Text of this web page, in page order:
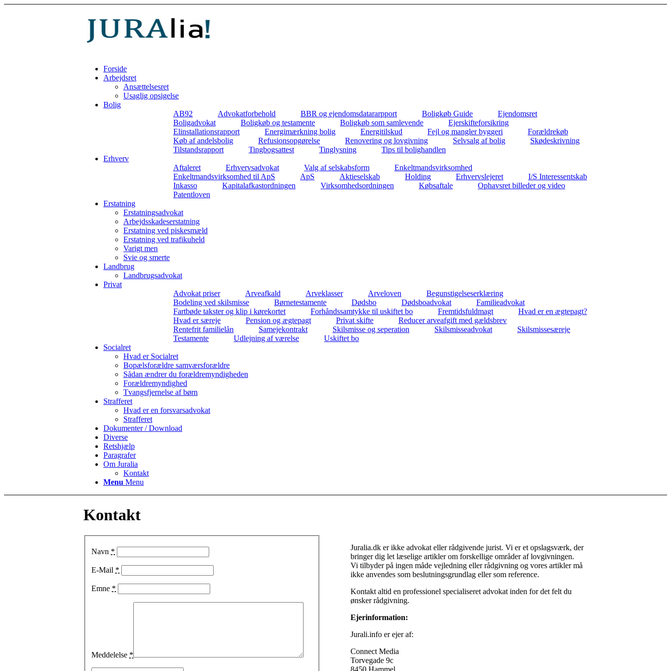
Forside
Arbejdsret
Ansættelsesret
Usaglig opsigelse
Bolig
AB92
Advokatforbehold BBR og ejendomsdatararpport Boligkøb Guide
Ejendomsret
Boligadvokat
Boligkøb og testamente Boligkøb som samlevende
Ejerskifteforsikring
Elinstallationsrapport
Energimærkning bolig Energitilskud Fejl og mangler byggeri
Forældrekøb
Køb af andelsbolig
Refusionsopgørelse Renovering og lovgivning Selvsalg af bolig
Skødeskrivning
Tilstandsrapport
Tingbogsattest Tinglysning
Tips til bolighandlen
Erhverv
Aftaleret
Erhvervsadvokat Valg af selskabsform
Enkeltmandsvirksomhed
Enkeltmandsvirksomhed til ApS
ApS Aktieselskab Holding Erhvervslejeret
I/S Interessentskab
Inkasso
Kapitalafkastordningen Virksomhedsordningen Købsaftale
Ophavsret billeder og video
Patentloven
Erstatning
Erstatningsadvokat
Arbejdsskadeserstatning
Erstatning ved piskesmæld
Erstatning ved trafikuheld
Varigt men
Svie og smerte
Landbrug
Landbrugsadvokat
Privat
Advokat priser
Arveafkald Arveklasser Arveloven
Begunstigelseserklæring
Bodeling ved skilsmisse
Børnetestamente Dødsbo Dødsboadvokat
Familieadvokat
Fartbøde takster og klip i kørekortet
Forhåndssamtykke til uskiftet bo Fremtidsfuldmagt
Hvad er en ægtepagt?
Hvad er særeje
Pension og ægtepagt Privat skifte
Reducer arveafgift med gældsbrev
Rentefrit familielån
Samejekontrakt Skilsmisse og seperation Skilsmisseadvokat
Skilsmissesæreje
Testamente
Udlejning af værelse
Uskiftet bo
Socialret
Hvad er Socialret
Bopælsforældre samværsforældre
Sådan ændrer du forældremyndigheden
Forældremyndighed
Tvangsfjernelse af børn
Strafferet
Hvad er en forsvarsadvokat
Strafferet
Dokumenter / Download
Diverse
Retshjælp
Paragrafer
Om Juralia
Kontakt
Menu Menu
Kontakt
Navn *
E-Mail *
Emne *
Meddelelse *
Juralia.dk er ikke advokat eller rådgivende jurist. Vi er et opslagsværk, der
bringer dig let læselige artikler om forskellige områder af lovgivningen.
Vi tilbyder på ingen måde vejledning eller rådgivning og vores artikler må
ikke anvendes som beslutningsgrundlag eller som reference.
Kontakt altid en professionel specialiseret advokat inden for det felt du
ønsker rådgivning.
Ejerinformation:
Jurali.info er ejer af:
Connect Media
Torvegade 9c
8450 Hammel